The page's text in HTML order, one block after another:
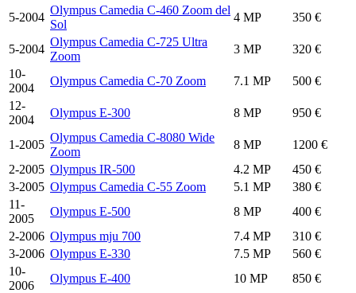
5-2004
Olympus Camedia C-460 Zoom del
Sol
4 MP 350 €
5-2004
Olympus Camedia C-725 Ultra
Zoom
3 MP
320 €
10-
2004
Olympus Camedia C-70 Zoom 7.1 MP
500 €
12-
2004
Olympus E-300 8 MP 950 €
1-2005
Olympus Camedia C-8080 Wide
Zoom
8 MP
1200 €
2-2005 Olympus IR-500 4.2 MP
450 €
3-2005 Olympus Camedia C-55 Zoom 5.1 MP
380 €
11-
2005
Olympus E-500 8 MP
400 €
2-2006 Olympus mju 700 7.4 MP
310 €
3-2006 Olympus E-330 7.5 MP
560 €
10-
2006
Olympus E-400 10 MP
850 €